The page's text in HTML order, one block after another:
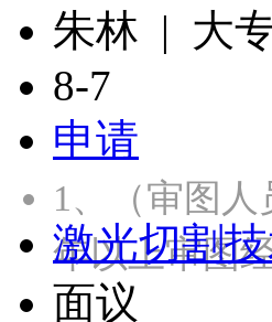
朱林 | 大
8-7
申请
1、（审图
年以上审图
激光切割
面议